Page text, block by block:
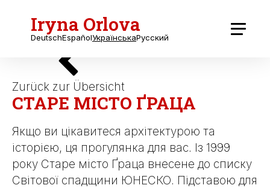
Iryna Orlova
DeutschEspañolУкраїнськаРусский
Zurück zur Übersicht
СТАРЕ МІСТО ҐРАЦА
Якщо ви цікавитеся архітектурою та
історією, ця прогулянка для вас. Із 1999
року Старе місто Ґраца внесене до списку
Світової спадщини ЮНЕСКО. Підставою для